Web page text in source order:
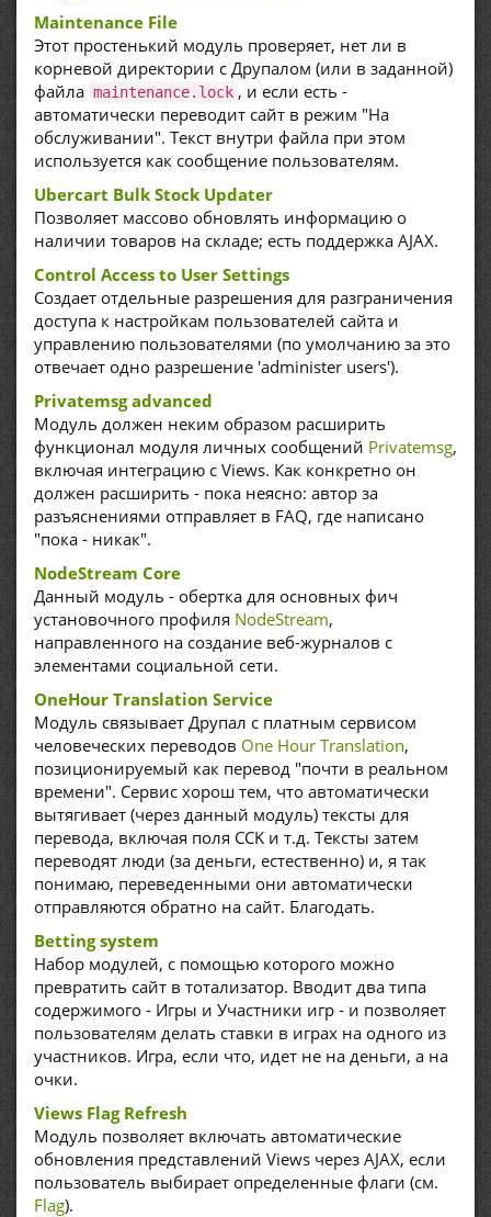
Maintenance File
Этот простенький модуль проверяет, нет ли в
корневой директории с Друпалом (или в заданной)
файла maintenance.lock , и если есть -
автоматически переводит сайт в режим "На
обслуживании". Текст внутри файла при этом
используется как сообщение пользователям.
Ubercart Bulk Stock Updater
Позволяет массово обновлять информацию о
наличии товаров на складе; есть поддержка AJAX.
Control Access to User Settings
Создает отдельные разрешения для разграничения
доступа к настройкам пользователей сайта и
управлению пользователями (по умолчанию за это
отвечает одно разрешение 'administer users').
Privatemsg advanced
Модуль должен неким образом расширить
функционал модуля личных сообщений Privatemsg,
включая интеграцию с Views. Как конкретно он
должен расширить - пока неясно: автор за
разъяснениями отправляет в FAQ, где написано
"пока - никак".
NodeStream Core
Данный модуль - обертка для основных фич
установочного профиля NodeStream,
направленного на создание веб-журналов с
элементами социальной сети.
OneHour Translation Service
Модуль связывает Друпал с платным сервисом
человеческих переводов One Hour Translation,
позиционируемый как перевод "почти в реальном
времени". Сервис хорош тем, что автоматически
вытягивает (через данный модуль) тексты для
перевода, включая поля CCK и т.д. Тексты затем
переводят люди (за деньги, естественно) и, я так
понимаю, переведенными они автоматически
отправляются обратно на сайт. Благодать.
Betting system
Набор модулей, с помощью которого можно
превратить сайт в тотализатор. Вводит два типа
содержимого - Игры и Участники игр - и позволяет
пользователям делать ставки в играх на одного из
участников. Игра, если что, идет не на деньги, а на
очки.
Views Flag Refresh
Модуль позволяет включать автоматические
обновления представлений Views через AJAX, если
пользователь выбирает определенные флаги (см.
Flag).